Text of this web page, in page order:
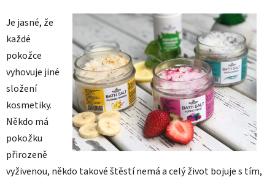
Je jasné, že
každé
pokožce
vyhovuje jiné
složení
kosmetiky.
Někdo má
pokožku
přirozeně
vyživenou, někdo takové štěstí nemá a celý život bojuje s tím,